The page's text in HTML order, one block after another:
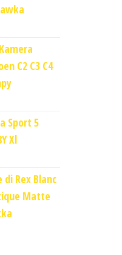
C2 C3 C4
Sport 5
Xl
di Rex Blanc
Matte